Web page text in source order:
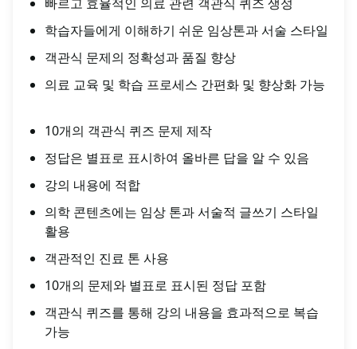
빠르고 효율적인 의료 관련 객관식 퀴즈 생성
학습자들에게 이해하기 쉬운 임상톤과 서술 스타일
객관식 문제의 정확성과 품질 향상
의료 교육 및 학습 프로세스 간편화 및 향상화 가능
10개의 객관식 퀴즈 문제 제작
정답은 별표로 표시하여 올바른 답을 알 수 있음
강의 내용에 적합
의학 콘텐츠에는 임상 톤과 서술적 글쓰기 스타일
활용
객관적인 진료 톤 사용
10개의 문제와 별표로 표시된 정답 포함
객관식 퀴즈를 통해 강의 내용을 효과적으로 복습
가능